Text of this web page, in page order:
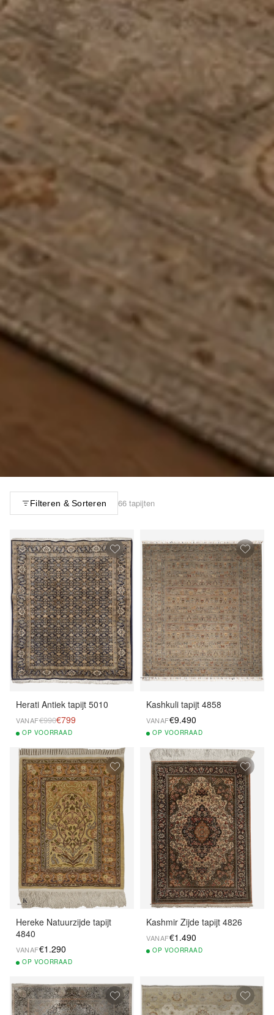
Filteren & Sorteren 66 tapijten
Herati Antiek tapijt 5010
VANAF€990€799
OP VOORRAAD
Kashkuli tapijt 4858
VANAF€9.490
OP VOORRAAD
Hereke Natuurzijde tapijt
4840
VANAF€1.290
OP VOORRAAD
Kashmir Zijde tapijt 4826
VANAF€1.490
OP VOORRAAD